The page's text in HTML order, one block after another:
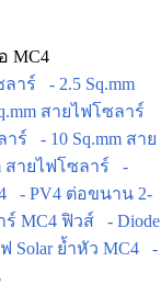
MC4
ลาร์
- 2.5 Sq.mm
สายไฟโซลาร์
าร์
- 10 Sq.mm สาย
สายไฟโซลาร์
-
- PV4 ต่อขนาน 2-
ร์ MC4 ฟิวส์
- Diode
Solar ย้ำหัว MC4
-